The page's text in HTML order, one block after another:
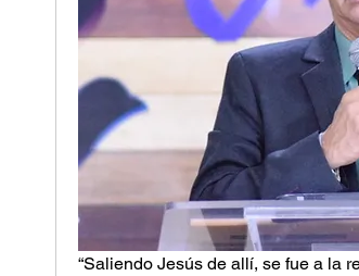
“Saliendo Jesús de allí, se fue a la